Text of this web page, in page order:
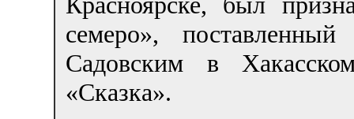
семеро»,
Садовским в
«Сказка».